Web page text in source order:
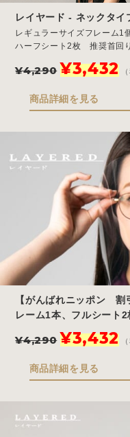
レイヤード - ネックタ
レギュラーサイズフレーム1
ハーフシート2枚 推奨首回
¥4,290
元
の
価
格
は
で
し
た。
¥3,432現
在
価
格
は
で
商品詳細を見る
【がんばれニッポン
レーム1本、フルシート2
¥4,290
元
の
価
格
¥4,290
¥3,432現
在
価
商品詳細を見る